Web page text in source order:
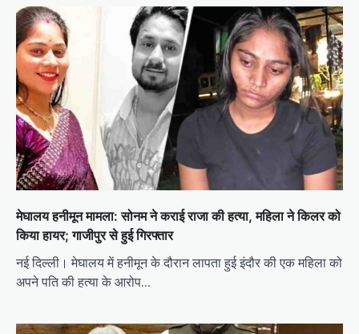
मेघालय हनीमून मामला: सोनम ने कराई राजा की हत्या, महिला ने किलर को
किया हायर; गाजीपुर से हुई गिरफ्तार
नई दिल्ली। मेघालय में हनीमून के दौरान लापता हुई इंदौर की एक महिला को
अपने पति की हत्या के आरोप…